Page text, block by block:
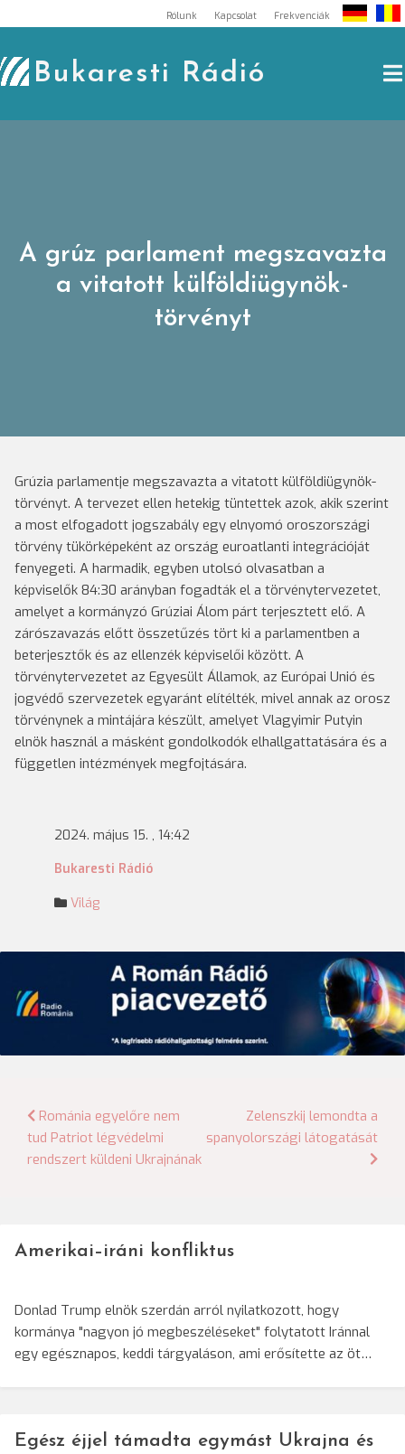
to
content
Rólunk Kapcsolat Frekvenciák
Bukaresti Rádió
A grúz parlament megszavazta
a vitatott külföldiügynök-
törvényt
Grúzia parlamentje megszavazta a vitatott külföldiügynök-
törvényt. A tervezet ellen hetekig tüntettek azok, akik szerint
a most elfogadott jogszabály egy elnyomó oroszországi
törvény tükörképeként az ország euroatlanti integrációját
fenyegeti. A harmadik, egyben utolsó olvasatban a
képviselők 84:30 arányban fogadták el a törvénytervezetet,
amelyet a kormányzó Grúziai Álom párt terjesztett elő. A
zárószavazás előtt összetűzés tört ki a parlamentben a
beterjesztők és az ellenzék képviselői között. A
törvénytervezetet az Egyesült Államok, az Európai Unió és
jogvédő szervezetek egyaránt elítélték, mivel annak az orosz
törvénynek a mintájára készült, amelyet Vlagyimir Putyin
elnök használ a másként gondolkodók elhallgattatására és a
független intézmények megfojtására.
2024. május 15. , 14:42
Bukaresti Rádió
Világ
Bejegyzés
navigáció
Románia egyelőre nem
tud Patriot légvédelmi
rendszert küldeni Ukrajnának
Zelenszkij lemondta a
spanyolországi látogatását
Amerikai–iráni konfliktus
Donlad Trump elnök szerdán arról nyilatkozott, hogy
kormánya "nagyon jó megbeszéléseket" folytatott Iránnal
egy egésznapos, keddi tárgyaláson, ami erősítette az öt…
Egész éjjel támadta egymást Ukrajna és